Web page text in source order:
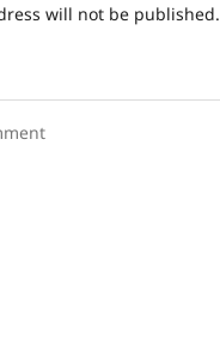
will not be published.